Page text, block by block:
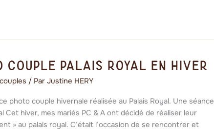
couple palais royal en hiver
couples / Par Justine HERY
photo couple hivernale réalisée au Palais Royal. Une séance
Cet hiver, mes mariés PC & A ont décidé de réaliser leur
» au palais royal. C’était l’occasion de se rencontrer et